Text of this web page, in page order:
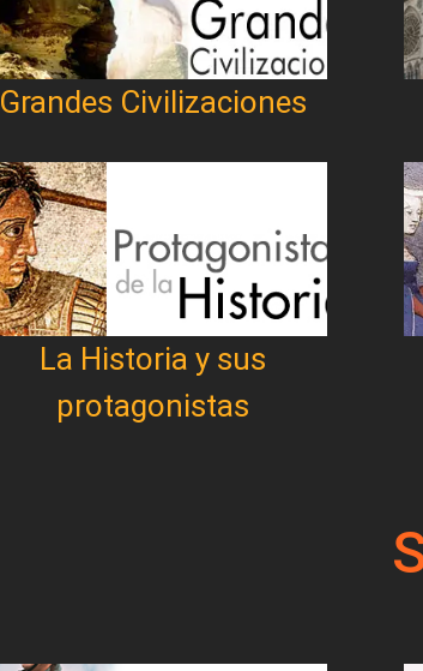
Grandes Civilizaciones
La Historia y sus
protagonistas